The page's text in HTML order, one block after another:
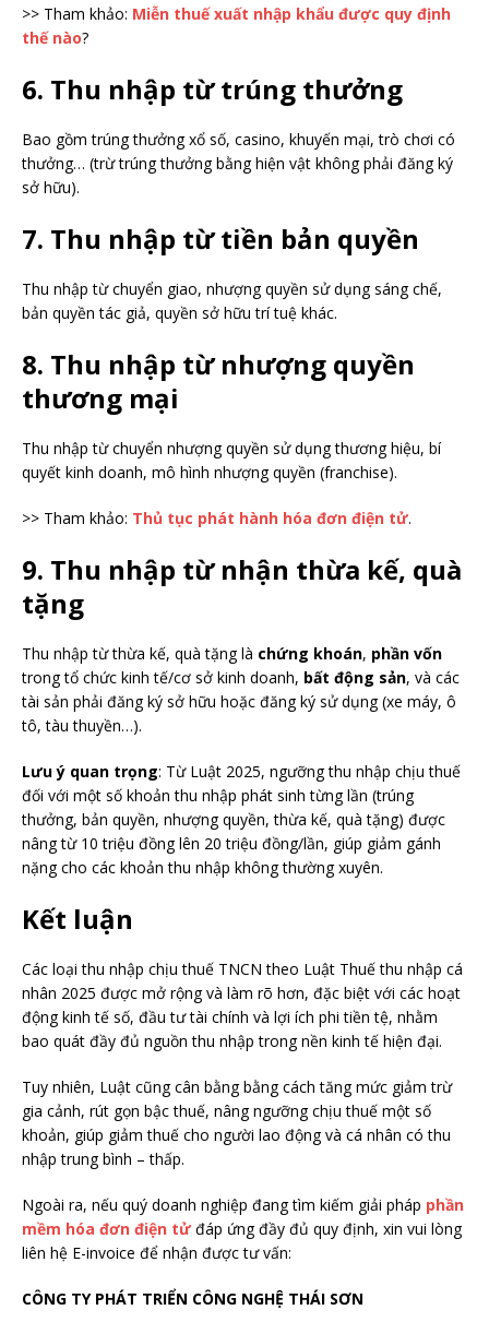
>> Tham khảo: Miễn thuế xuất nhập khẩu được quy định
thế nào?
6. Thu nhập từ trúng thưởng
Bao gồm trúng thưởng xổ số, casino, khuyến mại, trò chơi có
thưởng… (trừ trúng thưởng bằng hiện vật không phải đăng ký
sở hữu).
7. Thu nhập từ tiền bản quyền
Thu nhập từ chuyển giao, nhượng quyền sử dụng sáng chế,
bản quyền tác giả, quyền sở hữu trí tuệ khác.
8. Thu nhập từ nhượng quyền
thương mại
Thu nhập từ chuyển nhượng quyền sử dụng thương hiệu, bí
quyết kinh doanh, mô hình nhượng quyền (franchise).
>> Tham khảo: Thủ tục phát hành hóa đơn điện tử.
9. Thu nhập từ nhận thừa kế, quà
tặng
Thu nhập từ thừa kế, quà tặng là chứng khoán, phần vốn
trong tổ chức kinh tế/cơ sở kinh doanh, bất động sản, và các
tài sản phải đăng ký sở hữu hoặc đăng ký sử dụng (xe máy, ô
tô, tàu thuyền…).
Lưu ý quan trọng: Từ Luật 2025, ngưỡng thu nhập chịu thuế
đối với một số khoản thu nhập phát sinh từng lần (trúng
thưởng, bản quyền, nhượng quyền, thừa kế, quà tặng) được
nâng từ 10 triệu đồng lên 20 triệu đồng/lần, giúp giảm gánh
nặng cho các khoản thu nhập không thường xuyên.
Kết luận
Các loại thu nhập chịu thuế TNCN theo Luật Thuế thu nhập cá
nhân 2025 được mở rộng và làm rõ hơn, đặc biệt với các hoạt
động kinh tế số, đầu tư tài chính và lợi ích phi tiền tệ, nhằm
bao quát đầy đủ nguồn thu nhập trong nền kinh tế hiện đại.
Tuy nhiên, Luật cũng cân bằng bằng cách tăng mức giảm trừ
gia cảnh, rút gọn bậc thuế, nâng ngưỡng chịu thuế một số
khoản, giúp giảm thuế cho người lao động và cá nhân có thu
nhập trung bình – thấp.
Ngoài ra, nếu quý doanh nghiệp đang tìm kiếm giải pháp phần
mềm hóa đơn điện tửđáp ứng đầy đủ quy định, xin vui lòng
liên hệ E-invoice để nhận được tư vấn:
CÔNG TY PHÁT TRIỂN CÔNG NGHỆ THÁI SƠN